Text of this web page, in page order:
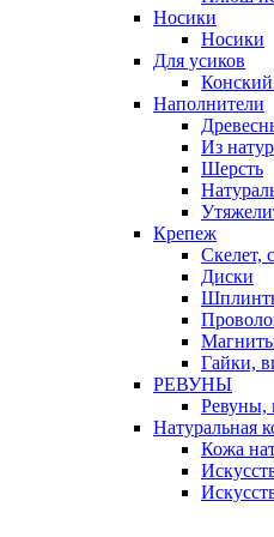
Носики
Носики
Для усиков
Наполнители
Из
Шерсть
Крепеж
Скелет,
Диски
Гайки,
РЕВУНЫ
Ревуны,
Натуральная
Кожа